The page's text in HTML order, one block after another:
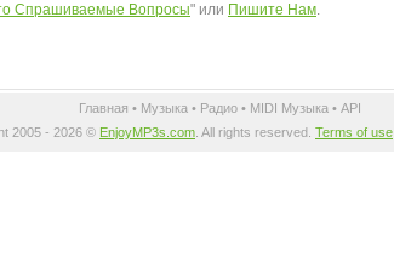
Спрашиваемые Вопросы" или Пишите Нам.
Главная • Музыка• Радио• MIDI Музыка• API
2005 - 2026 © EnjoyMP3s.com . All rights reserved. Terms of use